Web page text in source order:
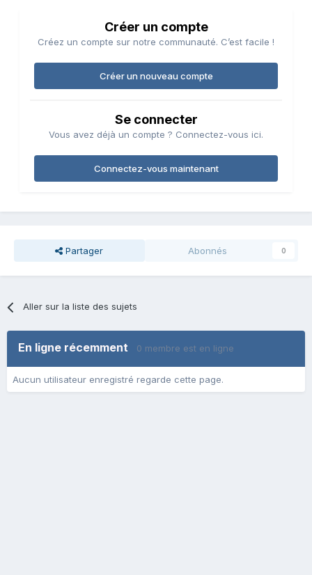
Créer un compte
Créez un compte sur notre communauté. C’est facile !
Créer un nouveau compte
Se connecter
Vous avez déjà un compte ? Connectez-vous ici.
Connectez-vous maintenant
Partager Abonnés 0
Aller sur la liste des sujets
En ligne récemment 0 membre est en ligne
Aucun utilisateur enregistré regarde cette page.